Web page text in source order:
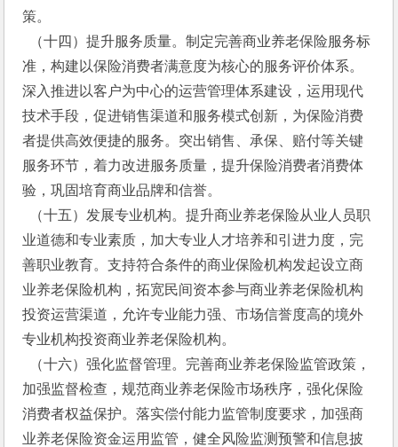
策。
（十四）提升服务质量。制定完善商业养老保险服务标
准，构建以保险消费者满意度为核心的服务评价体系。
深入推进以客户为中心的运营管理体系建设，运用现代
技术手段，促进销售渠道和服务模式创新，为保险消费
者提供高效便捷的服务。突出销售、承保、赔付等关键
服务环节，着力改进服务质量，提升保险消费者消费体
验，巩固培育商业品牌和信誉。
（十五）发展专业机构。提升商业养老保险从业人员职
业道德和专业素质，加大专业人才培养和引进力度，完
善职业教育。支持符合条件的商业保险机构发起设立商
业养老保险机构，拓宽民间资本参与商业养老保险机构
投资运营渠道，允许专业能力强、市场信誉度高的境外
专业机构投资商业养老保险机构。
（十六）强化监督管理。完善商业养老保险监管政策，
加强监督检查，规范商业养老保险市场秩序，强化保险
消费者权益保护。落实偿付能力监管制度要求，加强商
业养老保险资金运用监管，健全风险监测预警和信息披